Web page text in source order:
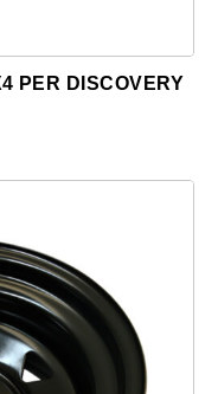
PER DISCOVERY